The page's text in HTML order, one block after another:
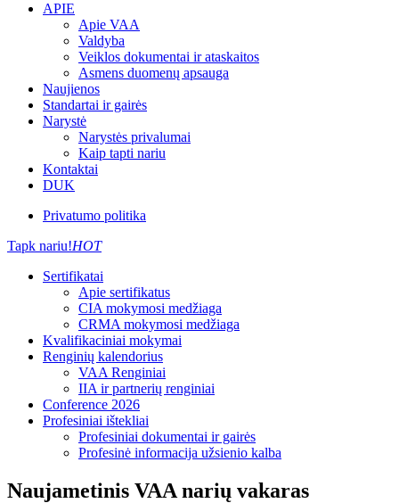
APIE
Apie VAA
Valdyba
Veiklos dokumentai ir ataskaitos
Asmens duomenų apsauga
Naujienos
Standartai ir gairės
Narystė
Narystės privalumai
Kaip tapti nariu
Kontaktai
DUK
Privatumo politika
Tapk nariu!HOT
Sertifikatai
Apie sertifikatus
CIA mokymosi medžiaga
CRMA mokymosi medžiaga
Kvalifikaciniai mokymai
Renginių kalendorius
VAA Renginiai
IIA ir partnerių renginiai
Conference 2026
Profesiniai ištekliai
Profesiniai dokumentai ir gairės
Profesinė informacija užsienio kalba
Naujametinis VAA narių vakaras